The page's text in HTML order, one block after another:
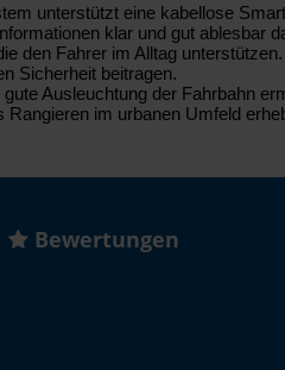
unterstützt eine kabellose
klar und gut ablesbar
den Fahrer im Alltag
Sicherheit beitragen.
Ausleuchtung der Fahrbahn
im urbanen Umfeld
Bewertungen